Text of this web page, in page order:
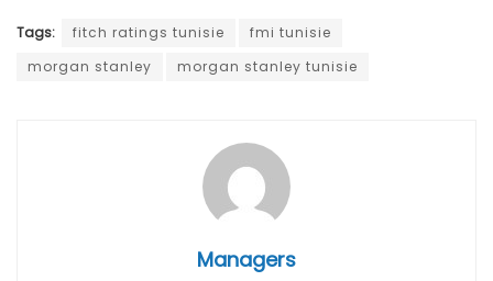
Tags: fitch ratings tunisie
fmi tunisie
morgan stanley
morgan stanley tunisie
Managers